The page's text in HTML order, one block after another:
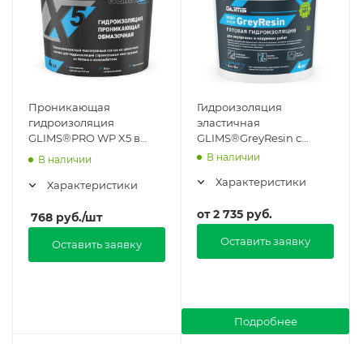
Проникающая
гидроизоляция
GLIMS®PRO WP X5 в
Москве
В наличии
Характеристики
768 руб./шт
Оставить заявку
Гидроизоляция
эластичная
GLIMS®GreyResin с
защитой от УФ-лучей в
В наличии
Характеристики
от2 735 руб.
Подробнее
Оставить заявку